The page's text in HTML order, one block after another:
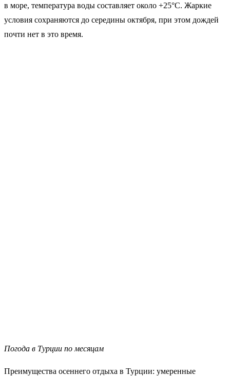
в море, температура воды составляет около +25°C. Жаркие
условия сохраняются до середины октября, при этом дождей
почти нет в это время.
Погода в Турции по месяцам
Преимущества осеннего отдыха в Турции: умеренные